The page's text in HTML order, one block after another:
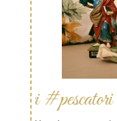
-